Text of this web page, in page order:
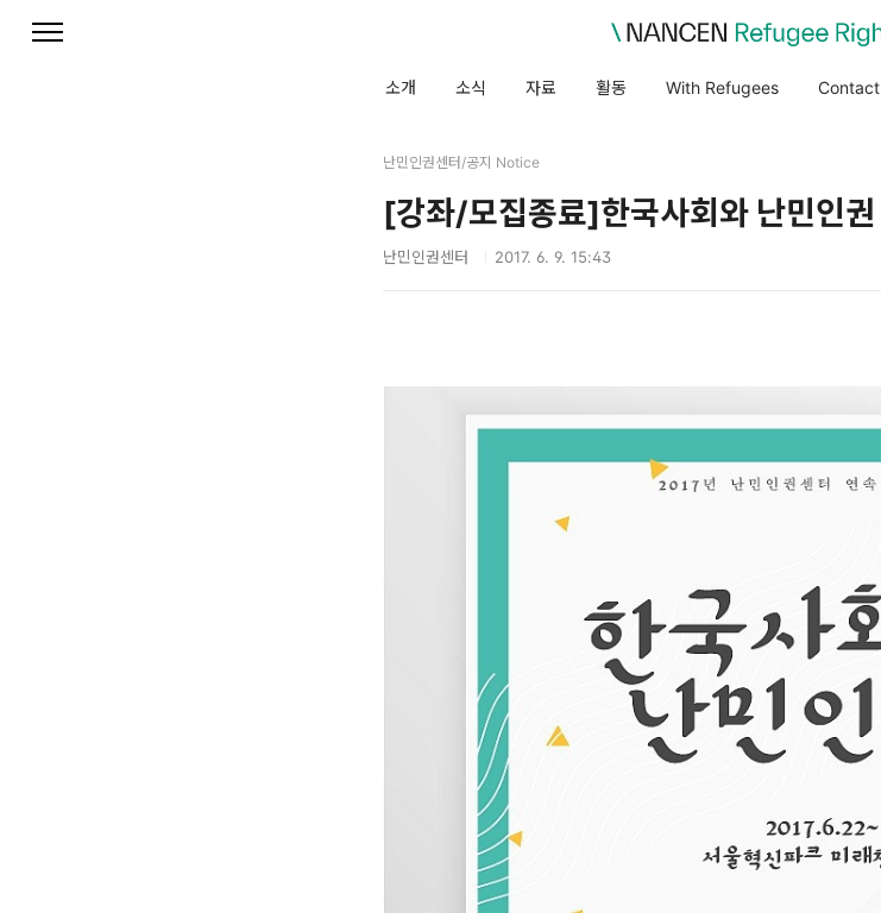
소개 소식 자료 활동 With Refugees Contact
난민인권센터/공지 Notice
[강좌/모집종료]한국사회와 난민인권
난민인권센터 2017. 6. 9. 15:43